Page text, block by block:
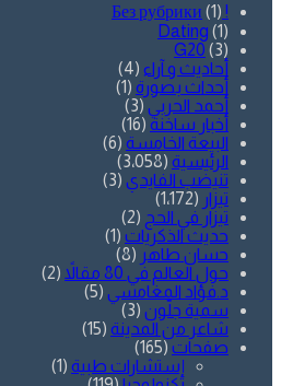
! Без рубрики
(1)
Dating (1)
G20 (3)
أحاديث و آراء (4)
أحداث بصورة (1)
أحمد الحربي (3)
أخبار ساخنة (16)
البيعة الخامسة (6)
الرئيسية (3٬058)
تنيضب الفايدي (3)
تيزار (1٬172)
تيزار في الحج (2)
حديث الذكريات (1)
حسان طاهر (8)
حول العالم في 80 مقالاً
(2)
د.فؤاد المغامسي (5)
سمية جلّون (3)
شاعر من المدينة (15)
صفحات (165)
إستشارات طبية (1)